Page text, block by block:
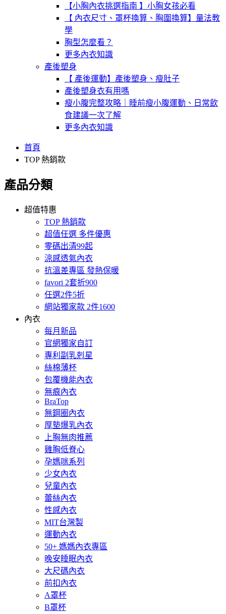
【小胸內衣挑選指南 】小胸女孩必看
【 內衣尺寸、罩杯換算、胸圍換算】量法教
學
胸型怎麼看？
更多內衣知識
產後塑身
【 產後運動】產後塑身、瘦肚子
產後塑身衣有用嗎
瘦小腹完整攻略｜睡前瘦小腹運動、日常飲
食建議一次了解
更多內衣知識
首頁
TOP 熱銷款
產品分類
超值特惠
TOP 熱銷款
超值任選 多件優惠
零碼出清99起
涼感透氣內衣
抗溫差專區 發熱保暖
favori 2套折900
任選2件5折
網站獨家款 2件1600
內衣
每月新品
官網獨家自訂
專利副乳剋星
絲棉薄杯
包覆機能內衣
無痕內衣
BraTop
無鋼圈內衣
厚墊爆乳內衣
上胸無肉推薦
雞胸低脊心
孕媽咪系列
少女內衣
兒童內衣
蕾絲內衣
性感內衣
MIT台灣製
運動內衣
50+ 媽媽內衣專區
晚安睡眠內衣
大尺碼內衣
前扣內衣
A罩杯
B罩杯